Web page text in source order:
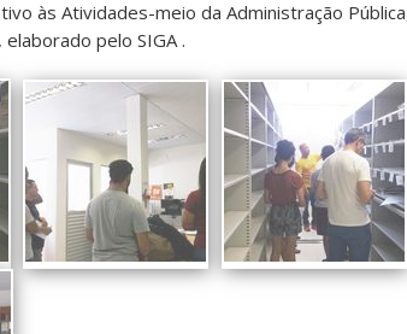
às Atividades-meio da Administração
pelo SIGA .